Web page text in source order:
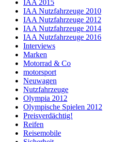
IAA 2015
IAA Nutzfahrzeuge 2010
IAA Nutzfahrzeuge 2012
IAA Nutzfahrzeuge 2014
IAA Nutzfahrzeuge 2016
Interviews
Marken
Motorrad & Co
motorsport
Neuwagen
Nutzfahrzeuge
Olympia 2012
Olympische Spielen 2012
Preisverdächtig!
Reifen
Reisemobile